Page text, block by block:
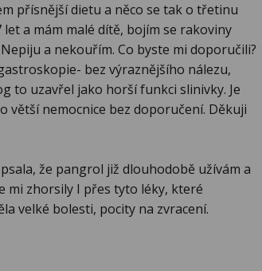
přísnější dietu a něco se tak o třetinu
let a mám malé dítě, bojím se rakoviny
a nekouřím. Co byste mi doporučili?
bez výraznějšího nálezu,
to uzavřel jako horší funkci slinivky. Je
větší nemocnice bez doporučení. Děkuji
že pangrol již dlouhodobě užívám a
mi zhorsily I přes tyto léky, které
velké bolesti, pocity na zvracení.